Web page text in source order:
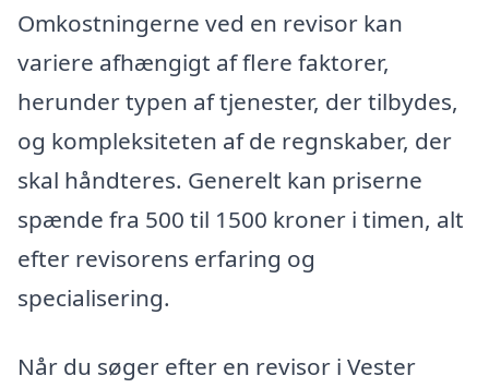
Omkostningerne ved en revisor kan
variere afhængigt af flere faktorer,
herunder typen af tjenester, der tilbydes,
og kompleksiteten af de regnskaber, der
skal håndteres. Generelt kan priserne
spænde fra 500 til 1500 kroner i timen, alt
efter revisorens erfaring og
specialisering.
Når du søger efter en revisor i Vester